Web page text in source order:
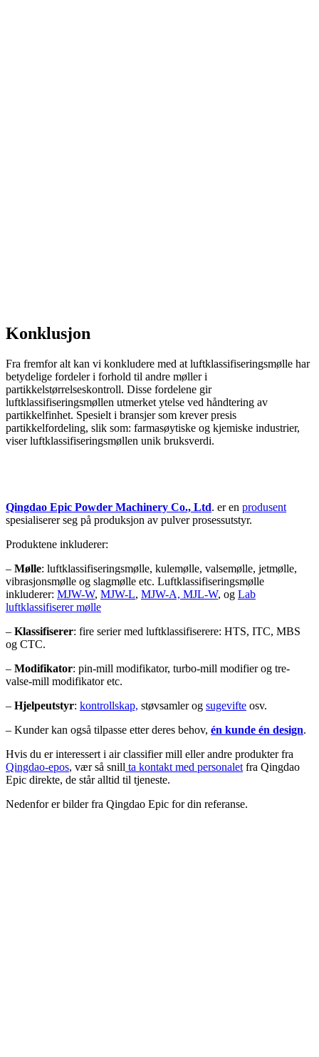
Konklusjon
Fra fremfor alt kan vi konkludere med at luftklassifiseringsmølle har
betydelige fordeler i forhold til andre møller i
partikkelstørrelseskontroll. Disse fordelene gir
luftklassifiseringsmøllen utmerket ytelse ved håndtering av
partikkelfinhet. Spesielt i bransjer som krever presis
partikkelfordeling, slik som: farmasøytiske og kjemiske industrier,
viser luftklassifiseringsmøllen unik bruksverdi.
Qingdao Epic Powder Machinery Co., Ltd. er en produsent
spesialiserer seg på produksjon av pulver prosessutstyr.
Produktene inkluderer:
– Mølle: luftklassifiseringsmølle, kulemølle, valsemølle, jetmølle,
vibrasjonsmølle og slagmølle etc. Luftklassifiseringsmølle
inkluderer: MJW-W, MJW-L, MJW-A, MJL-W, og Lab
luftklassifiserer mølle
– Klassifiserer: fire serier med luftklassifiserere: HTS, ITC, MBS
og CTC.
– Modifikator: pin-mill modifikator, turbo-mill modifier og tre-
valse-mill modifikator etc.
– Hjelpeutstyr: kontrollskap, støvsamler og sugevifte osv.
– Kunder kan også tilpasse etter deres behov, én kunde én design.
Hvis du er interessert i air classifier mill eller andre produkter fra
Qingdao-epos, vær så snill ta kontakt med personalet fra Qingdao
Epic direkte, de står alltid til tjeneste.
Nedenfor er bilder fra Qingdao Epic for din referanse.